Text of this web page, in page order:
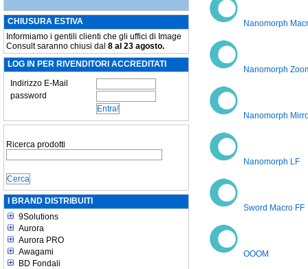
CHIUSURA ESTIVA
Informiamo i gentili clienti che gli uffici di Image
Consult saranno chiusi dal 8 al 23 agosto.
LOG IN PER RIVENDITORI ACCREDITATI
Indirizzo E-Mail
password
Ricerca prodotti
I BRAND DISTRIBUITI
9Solutions
Aurora
Aurora PRO
Awagami
BD Fondali
Nanomorph
Nanomorph
Nanomorph
Nanomorph LF
Sword Macro FF
OOOM